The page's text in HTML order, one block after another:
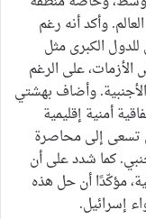
وأكد أنه رغم
الكبرى مثل
الأزمات، على الرغم
وأضاف بهشتي
أمنية إقليمية
تسعى إلى محاصرة
كما شدد على أن
مؤكّدًا أن حل هذه
إسرائيل.